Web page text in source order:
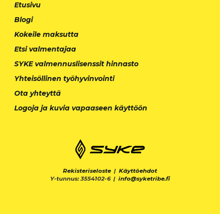
Etusivu
Blogi
Kokeile maksutta
Etsi valmentajaa
SYKE valmennuslisenssit hinnasto
Yhteisöllinen työhyvinvointi
Ota yhteyttä
Logoja ja kuvia vapaaseen käyttöön
Rekisteriseloste | Käyttöehdot
Y-tunnus: 3554102-6 | info@syketribe.fi